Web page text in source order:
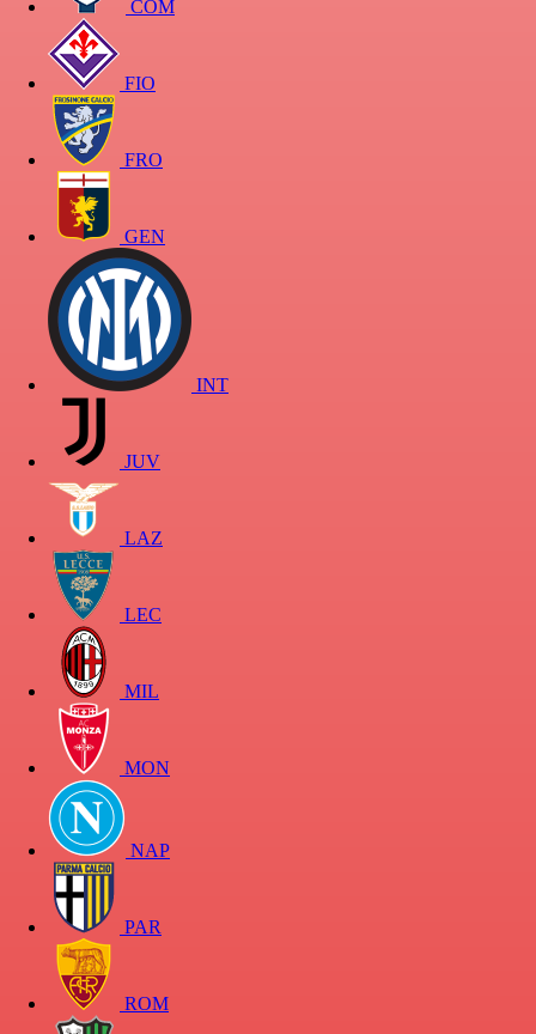
COM
FIO
FRO
GEN
INT
JUV
LAZ
LEC
MIL
MON
NAP
PAR
ROM